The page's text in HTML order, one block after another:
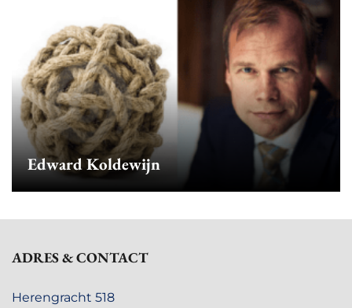
Edward Koldewijn
ADRES & CONTACT
Herengracht 518